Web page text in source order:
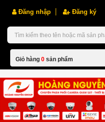
Đăng nhập Đăng ký
Giỏ hàng 0 sản phẩm